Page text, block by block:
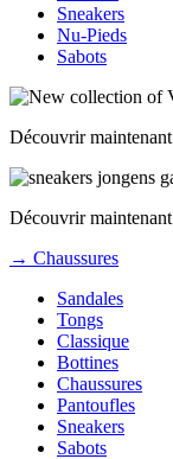
Sneakers
Nu-Pieds
Sabots
Découvrir maintenant
Découvrir maintenant
→ Chaussures
Sandales
Tongs
Classique
Bottines
Chaussures
Pantoufles
Sneakers
Sabots